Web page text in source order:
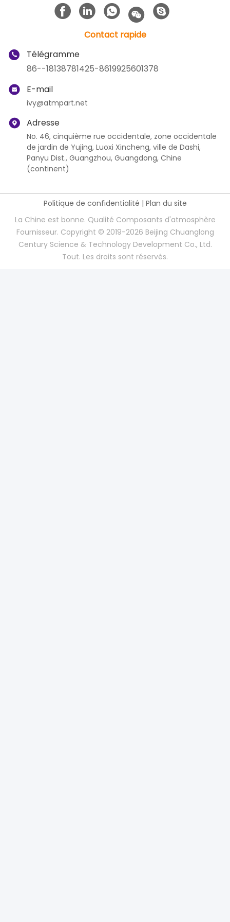
Contact rapide
Télégramme
86--18138781425-8619925601378
E-mail
ivy@atmpart.net
Adresse
No. 46, cinquième rue occidentale, zone occidentale
de jardin de Yujing, Luoxi Xincheng, ville de Dashi,
Panyu Dist., Guangzhou, Guangdong, Chine
(continent)
Politique de confidentialité | Plan du site
La Chine est bonne. Qualité Composants d'atmosphère
Fournisseur. Copyright © 2019-2026 Beijing Chuanglong
Century Science & Technology Development Co., Ltd.
Tout. Les droits sont réservés.